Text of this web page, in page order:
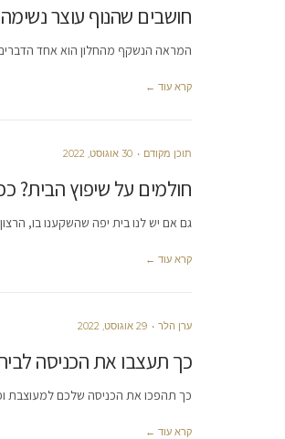
חושבים שהנוף עוצר
המראה הנשקף מהחלון הוא אחד
קרא עוד ←
תוכן מקודם 30 אוגוסט, 2022
חולמים על שיפוץ הבית?
גם אם יש לנו בית יפה שהשקענו בו,
קרא עוד ←
ערן הלר 29 אוגוסט, 2022
כך תעצבו את הכניסה לבית שלכם – 4 טיפים לעיצוב
כך תהפכו את הכניסה שלכם למעוצבת
קרא עוד ←